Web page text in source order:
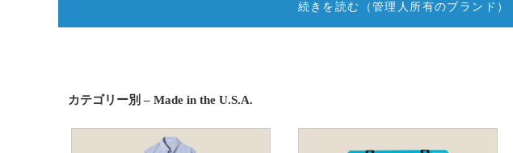
続きを読む（管理人所有のブランド）
カテゴリー別 – Made in the U.S.A.